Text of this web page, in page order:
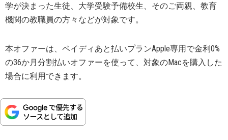
学が決まった生徒、大学受験予備校生、そのご両親、教育
機関の教職員の方々などが対象です。
本オファーは、ペイディあと払いプランApple専用で金利0%
の36か月分割払いオファーを使って、対象のMacを購入した
場合に利用できます。